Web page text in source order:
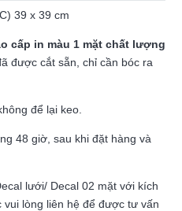
39 x 39 cm
cấp in màu 1 mặt chất lượng
được cắt sẵn, chỉ cần bóc ra
để lại keo.
48 giờ, sau khi đặt hàng và
lưới/ Decal 02 mặt với kích
lòng liên hệ để được tư vấn